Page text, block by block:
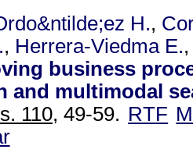
H.,
, Herrera-Viedma E.
business
and multimodal
110, 49-59. RTF